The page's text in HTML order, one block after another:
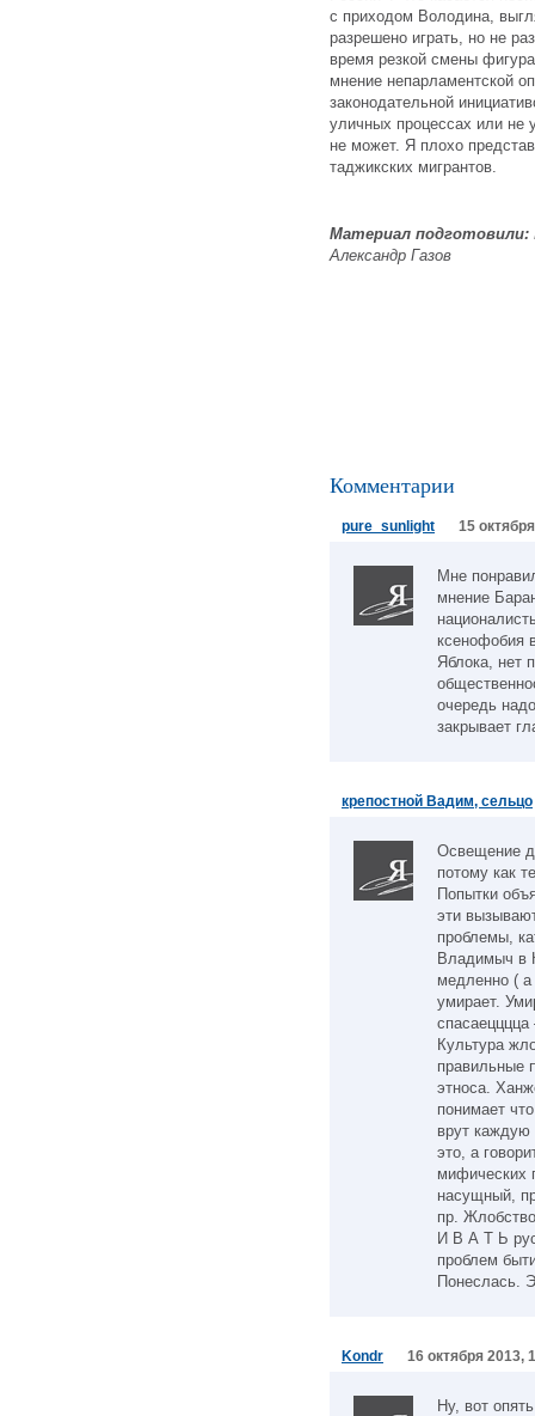
с приходом Володина,
разрешено играть, но не
время резкой смены
мнение непарламентской
законодательной
уличных процессах или не
не может. Я плохо
таджикских мигрантов.
Материал подготовили:
Александр Газов
Комментарии
pure_sunlight 15
Мне
мнение
ксенофобия
Яблока, нет
очередь
закрывает
крепостной Вадим, сельцо
Освещение
потому как
Попытки
эти
проблемы,
Владимыч в
медленно ( а
умирает.
Культура
правильные
этноса.
понимает
врут каждую
это, а
мифических
насущный,
пр.
И В А Т Ь
проблем
Понеслась.
Kondr 16 октября 2013,
Ну, вот